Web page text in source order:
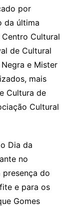
por
da última
Cultural
de Cultural
e Mister
mais
Cultura de
Cultural
Dia da
no
presença do
e para os
Gomes